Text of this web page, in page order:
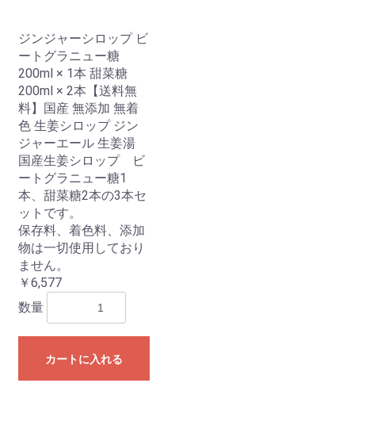
ジンジャーシロップ ビ
ートグラニュー糖
200ml × 1本 甜菜糖
200ml × 2本【送料無
料】国産 無添加 無着
色 生姜シロップ ジン
ジャーエール 生姜湯
国産生姜シロップ ビ
ートグラニュー糖1
本、甜菜糖2本の3本セ
ットです。
保存料、着色料、添加
物は一切使用しており
ません。
￥6,577
数量
カートに入れる